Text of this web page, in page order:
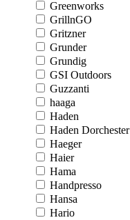
Greenworks
GrillnGO
Gritzner
Grunder
Grundig
GSI Outdoors
Guzzanti
haaga
Haden
Haden Dorchester
Haeger
Haier
Hama
Handpresso
Hansa
Hario